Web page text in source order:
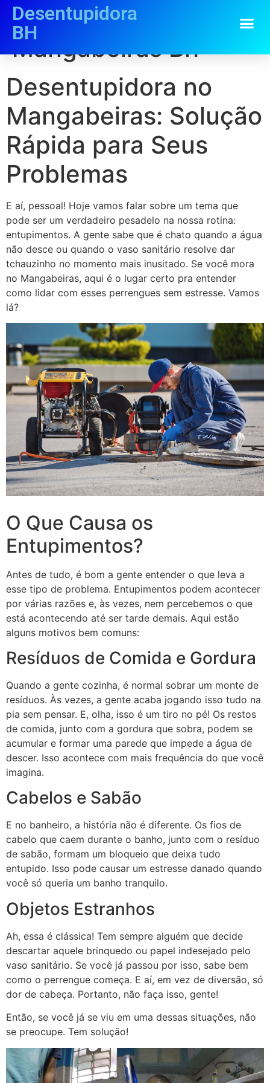
Desentupidora
BH
Desentupidora no
Mangabeiras Bh
Desentupidora no
Mangabeiras: Solução
Rápida para Seus
Problemas
E aí, pessoal! Hoje vamos falar sobre um tema que
pode ser um verdadeiro pesadelo na nossa rotina:
entupimentos. A gente sabe que é chato quando a água
não desce ou quando o vaso sanitário resolve dar
tchauzinho no momento mais inusitado. Se você mora
no Mangabeiras, aqui é o lugar certo pra entender
como lidar com esses perrengues sem estresse. Vamos
lá?
O Que Causa os
Entupimentos?
Antes de tudo, é bom a gente entender o que leva a
esse tipo de problema. Entupimentos podem acontecer
por várias razões e, às vezes, nem percebemos o que
está acontecendo até ser tarde demais. Aqui estão
alguns motivos bem comuns:
Resíduos de Comida e Gordura
Quando a gente cozinha, é normal sobrar um monte de
resíduos. Às vezes, a gente acaba jogando isso tudo na
pia sem pensar. E, olha, isso é um tiro no pé! Os restos
de comida, junto com a gordura que sobra, podem se
acumular e formar uma parede que impede a água de
descer. Isso acontece com mais frequência do que você
imagina.
Cabelos e Sabão
E no banheiro, a história não é diferente. Os fios de
cabelo que caem durante o banho, junto com o resíduo
de sabão, formam um bloqueio que deixa tudo
entupido. Isso pode causar um estresse danado quando
você só queria um banho tranquilo.
Objetos Estranhos
Ah, essa é clássica! Tem sempre alguém que decide
descartar aquele brinquedo ou papel indesejado pelo
vaso sanitário. Se você já passou por isso, sabe bem
como o perrengue começa. E aí, em vez de diversão, só
dor de cabeça. Portanto, não faça isso, gente!
Então, se você já se viu em uma dessas situações, não
se preocupe. Tem solução!